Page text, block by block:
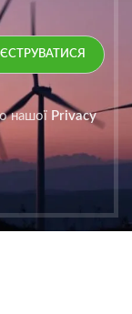
нашої Privacy